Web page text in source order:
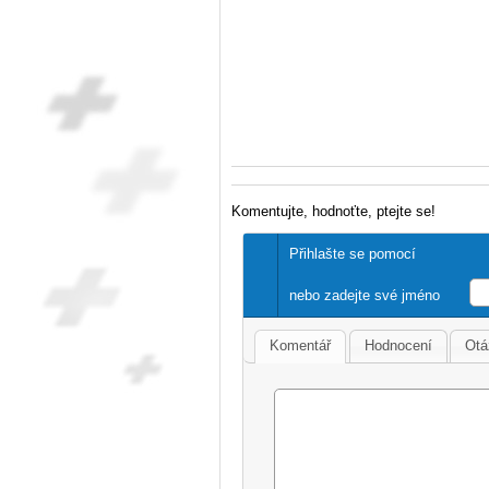
Komentujte, hodnoťte, ptejte se!
Přihlašte se pomocí
nebo zadejte své jméno
Komentář Hodnocení